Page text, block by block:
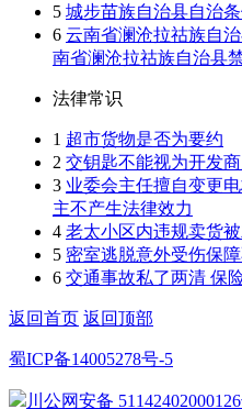
5 城步苗族自治县自治条
6 云南省澜沧拉祜族自
南省澜沧拉祜族自治县
法律常识
1 超市货物是否为要约
2 交钥匙不能视为开发
3 业委会主任擅自变更
主不产生法律效力
4 老太小区内违规卖货
5 密室逃脱意外受伤保
6 交通事故私了两清 保
返回首页 返回顶部
蜀ICP备14005278号-5
川公网安备